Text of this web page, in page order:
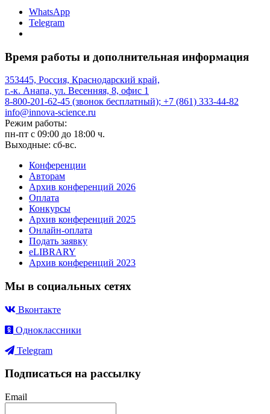
WhatsApp
Telegram
Время работы и дополнительная информация
353445, Россия, Краснодарский край,
г.-к. Анапа, ул. Весенняя, 8, офис 1
8-800-201-62-45 (звонок бесплатный); +7 (861) 333-44-82
info@innova-science.ru
Режим работы:
пн-пт с 09:00 до 18:00 ч.
Выходные: сб-вс.
Конференции
Авторам
Архив конференций 2026
Оплата
Конкурсы
Архив конференций 2025
Онлайн-оплата
Подать заявку
eLIBRARY
Архив конференций 2023
Мы в социальных сетях
Вконтакте
Одноклассники
Telegram
Подписаться на рассылку
Email